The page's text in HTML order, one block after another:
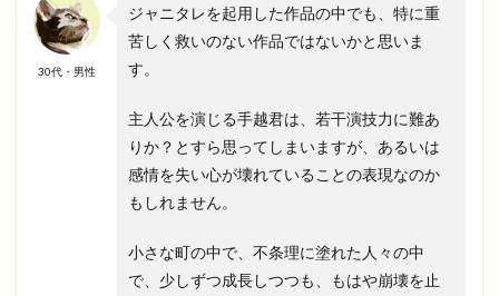
30代・男性
ジャニタレを起用した作品の中でも、特に重
苦しく救いのない作品ではないかと思いま
す。
主人公を演じる手越君は、若干演技力に難あ
りか？とすら思ってしまいますが、あるいは
感情を失い心が壊れていることの表現なのか
もしれません。
小さな町の中で、不条理に塗れた人々の中
で、少しずつ成長しつつも、もはや崩壊を止